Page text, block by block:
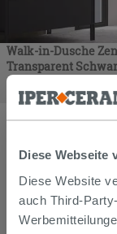
Diese Webseite
Diese Website
auch Third-
Walk-in-Dusche Zen
Transparent
358,90€ /stk